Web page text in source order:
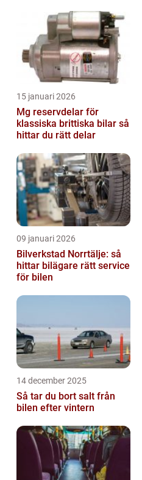
15 januari 2026
Mg reservdelar för
klassiska brittiska bilar så
hittar du rätt delar
09 januari 2026
Bilverkstad Norrtälje: så
hittar bilägare rätt service
för bilen
14 december 2025
Så tar du bort salt från
bilen efter vintern